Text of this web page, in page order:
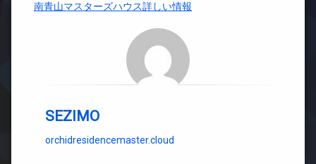
南青山マスターズハウス詳しい情報
SEZIMO
orchidresidencemaster.cloud